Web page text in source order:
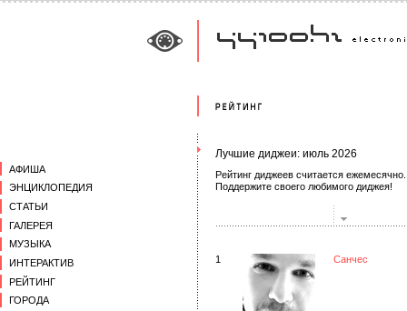
АФИША
ЭНЦИКЛОПЕДИЯ
СТАТЬИ
ГАЛЕРЕЯ
МУЗЫКА
ИНТЕРАКТИВ
РЕЙТИНГ
ГОРОДА
Лучшие диджеи: июль 2026
Рейтинг диджеев считается ежемесячно.
Поддержите своего любимого диджея!
1 Санчес